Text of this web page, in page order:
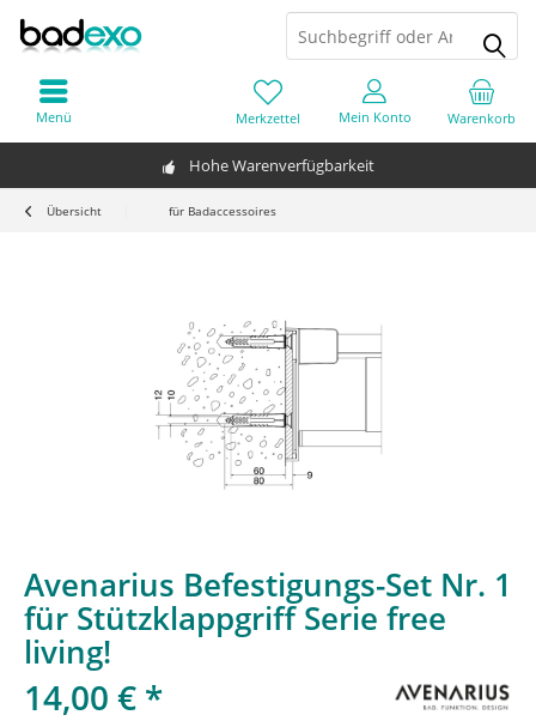
Hohe Warenverfügbarkeit
Warenkorb
Merkzettel Mein Konto
Menü
Übersicht für Badaccessoires
Avenarius Befestigungs-Set Nr. 1
für Stützklappgriff Serie free
living!
14,00 € *